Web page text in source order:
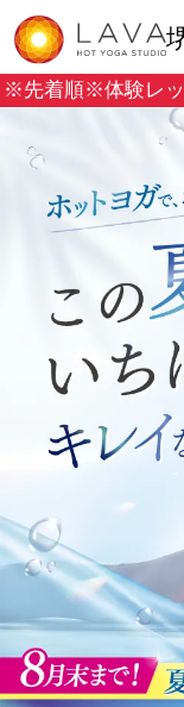
※先着順※体験レ